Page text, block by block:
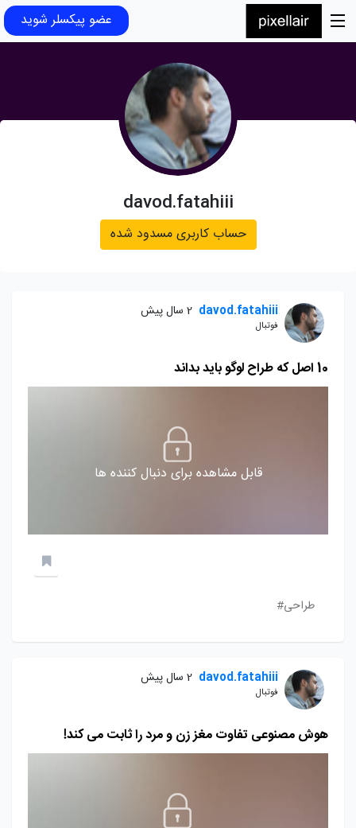
عضو پیکسلر شوید
davod.fatahiii
حساب کاربری مسدود شده
davod.fatahiii 2 سال پیش
فوتبال
10 اصل که طراح لوگو باید بداند
قابل مشاهده برای دنبال کننده ها
طراحی#
davod.fatahiii 2 سال پیش
فوتبال
هوش مصنوعی تفاوت مغز زن و مرد را ثابت می کند!